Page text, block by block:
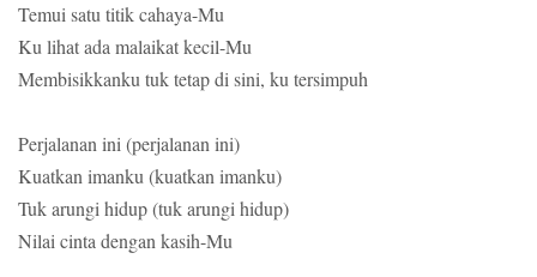
Temui satu titik cahaya-Mu
Ku lihat ada malaikat kecil-Mu
Membisikkanku tuk tetap di sini, ku tersimpuh
Perjalanan ini (perjalanan ini)
Kuatkan imanku (kuatkan imanku)
Tuk arungi hidup (tuk arungi hidup)
Nilai cinta dengan kasih-Mu